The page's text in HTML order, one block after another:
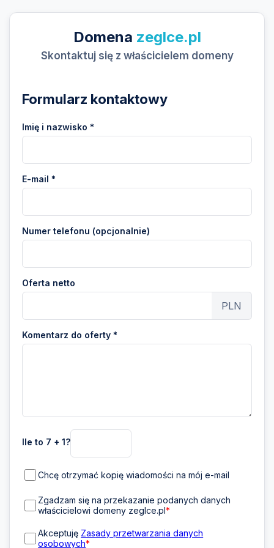
Domena zeglce.pl
Skontaktuj się z właścicielem domeny
Formularz kontaktowy
Imię i nazwisko *
E-mail *
Numer telefonu (opcjonalnie)
Oferta netto
PLN
Komentarz do oferty *
Ile to 7 + 1?
Chcę otrzymać kopię wiadomości na mój e-mail
Zgadzam się na przekazanie podanych danych
właścicielowi domeny zeglce.pl*
Akceptuję Zasady przetwarzania danych
osobowych*